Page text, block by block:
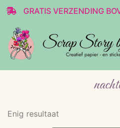
GRATIS VERZENDING
Enig resultaat